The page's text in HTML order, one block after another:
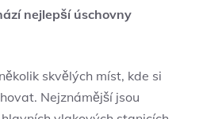
nejlepší úschovny
skvělých míst, kde si
Nejznámější jsou